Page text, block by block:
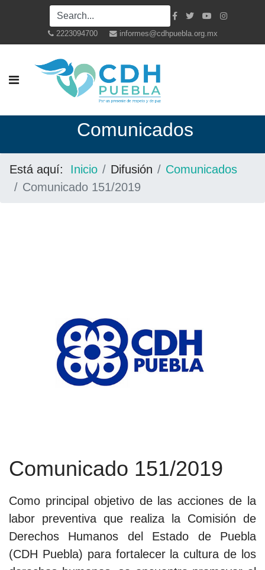
2223094700 informes@cdhpuebla.org.mx
Comunicados
Está aquí: Inicio Difusión
Comunicados
Comunicado 151/2019
Comunicado 151/2019
Como principal objetivo de las acciones de la
labor preventiva que realiza la Comisión de
Derechos Humanos del Estado de Puebla
(CDH Puebla) para fortalecer la cultura de los